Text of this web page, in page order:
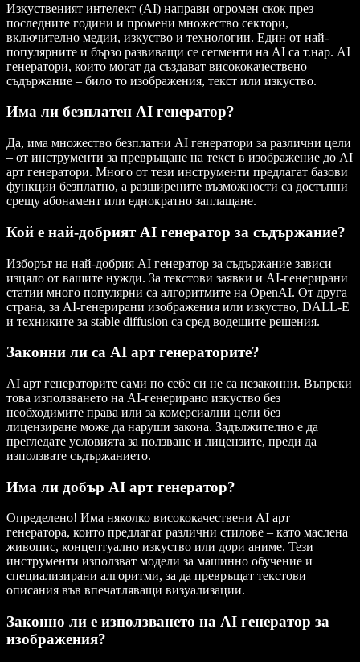
Изкуственият интелект (AI) направи огромен скок през
последните години и промени множество сектори,
включително медии, изкуство и технологии. Един от най-
популярните и бързо развиващи се сегменти на AI са т.нар. AI
генератори, които могат да създават висококачествено
съдържание – било то изображения, текст или изкуство.
Има ли безплатен AI генератор?
Да, има множество безплатни AI генератори за различни цели
– от инструменти за превръщане на текст в изображение до AI
арт генератори. Много от тези инструменти предлагат базови
функции безплатно, а разширените възможности са достъпни
срещу абонамент или еднократно заплащане.
Кой е най-добрият AI генератор за съдържание?
Изборът на най-добрия AI генератор за съдържание зависи
изцяло от вашите нужди. За текстови заявки и AI-генерирани
статии много популярни са алгоритмите на OpenAI. От друга
страна, за AI-генерирани изображения или изкуство, DALL-E
и техниките за stable diffusion са сред водещите решения.
Законни ли са AI арт генераторите?
AI арт генераторите сами по себе си не са незаконни. Въпреки
това използването на AI-генерирано изкуство без
необходимите права или за комерсиални цели без
лицензиране може да наруши закона. Задължително е да
прегледате условията за ползване и лицензите, преди да
използвате съдържанието.
Има ли добър AI арт генератор?
Определено! Има няколко висококачествени AI арт
генератора, които предлагат различни стилове – като маслена
живопис, концептуално изкуство или дори аниме. Тези
инструменти използват модели за машинно обучение и
специализирани алгоритми, за да превръщат текстови
описания във впечатляващи визуализации.
Законно ли е използването на AI генератор за
изображения?